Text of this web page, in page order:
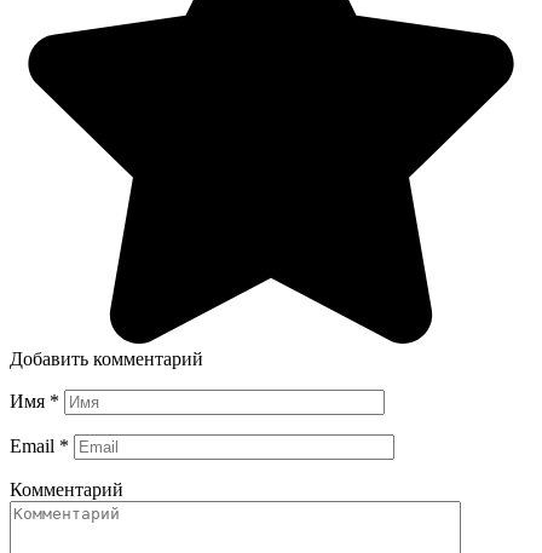
Добавить комментарий
Имя *
Email *
Комментарий